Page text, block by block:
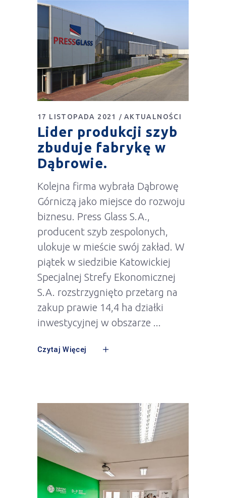
17 LISTOPADA 2021 AKTUALNOŚCI
Lider produkcji szyb
zbuduje fabrykę w
Dąbrowie.
Kolejna firma wybrała Dąbrowę
Górniczą jako miejsce do rozwoju
biznesu. Press Glass S.A.,
producent szyb zespolonych,
ulokuje w mieście swój zakład. W
piątek w siedzibie Katowickiej
Specjalnej Strefy Ekonomicznej
S.A. rozstrzygnięto przetarg na
zakup prawie 14,4 ha działki
inwestycyjnej w obszarze
Czytaj Więcej